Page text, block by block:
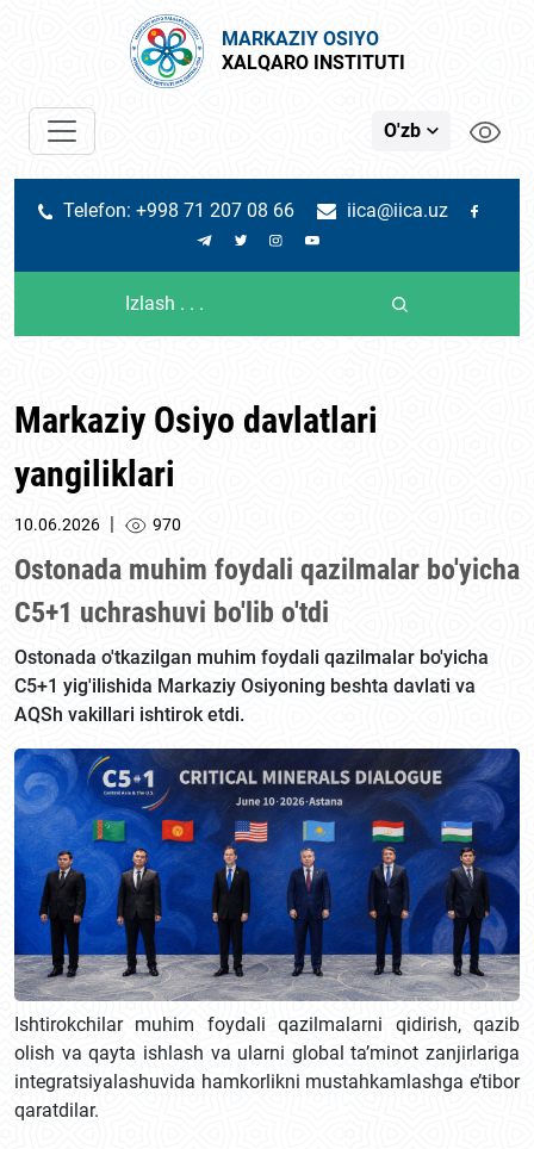
MARKAZIY OSIYO
XALQARO INSTITUTI
O'zb
Telefon: +998 71 207 08 66 iica@iica.uz
Markaziy Osiyo davlatlari
yangiliklari
10.06.2026 | 970
Ostonada muhim foydali qazilmalar bo'yicha
C5+1 uchrashuvi bo'lib o'tdi
Ostonada o'tkazilgan muhim foydali qazilmalar bo'yicha
C5+1 yig'ilishida Markaziy Osiyoning beshta davlati va
AQSh vakillari ishtirok etdi.
Ishtirokchilar muhim foydali qazilmalarni qidirish, qazib
olish va qayta ishlash va ularni global ta’minot zanjirlariga
integratsiyalashuvida hamkorlikni mustahkamlashga e’tibor
qaratdilar.